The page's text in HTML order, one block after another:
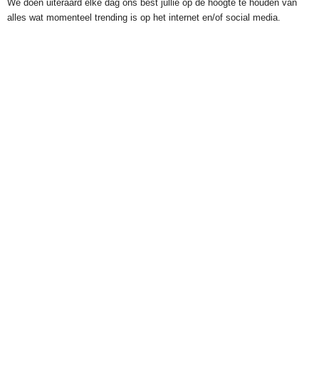
We doen uiteraard elke dag ons best jullie op de hoogte te houden van
alles wat momenteel trending is op het internet en/of social media.